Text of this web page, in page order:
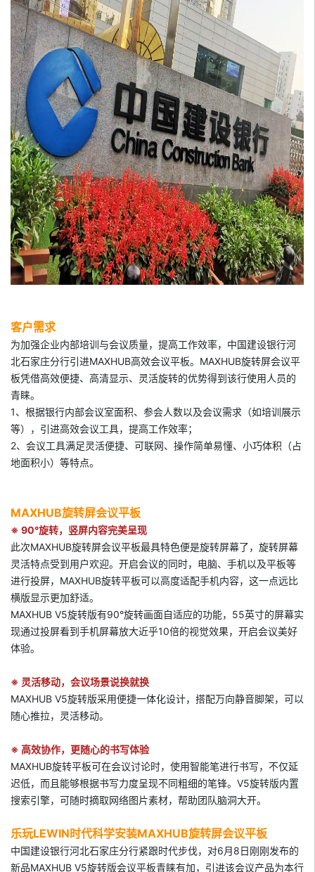
客户需求
为加强企业内部培训与会议质量，提高工作效率，中国建设银行河
北石家庄分行引进MAXHUB高效会议平板。MAXHUB旋转屏会议平
板凭借高效便捷、高清显示、灵活旋转的优势得到该行使用人员的
青睐。
1、根据银行内部会议室面积、参会人数以及会议需求（如培训展示
等），引进高效会议工具，提高工作效率；
2、会议工具满足灵活便捷、可联网、操作简单易懂、小巧体积（占
地面积小）等特点。
MAXHUB旋转屏会议平板
※ 90°旋转，竖屏内容完美呈现
此次MAXHUB旋转屏会议平板最具特色便是旋转屏幕了，旋转屏幕
灵活特点受到用户欢迎。开启会议的同时，电脑、手机以及平板等
进行投屏，MAXHUB旋转平板可以高度适配手机内容，这一点远比
横版显示更加舒适。
MAXHUB V5旋转版有90°旋转画面自适应的功能，55英寸的屏幕实
现通过投屏看到手机屏幕放大近乎10倍的视觉效果，开启会议美好
体验。
※ 灵活移动， 会议场景说换就换
MAXHUB V5旋转版采用便捷一体化设计，搭配万向静音脚架，可以
随心推拉，灵活移动。
※ 高效协作， 更随心的书写体验
MAXHUB旋转平板可在会议讨论时，使用智能笔进行书写，不仅延
迟低，而且能够根据书写力度呈现不同粗细的笔锋。V5旋转版内置
搜索引擎，可随时摘取网络图片素材，帮助团队脑洞大开。
乐玩LEWIN时代科学安装MAXHUB旋转屏会议平板
中国建设银行河北石家庄分行紧跟时代步伐，对6月8日刚刚发布的
新品MAXHUB V5旋转版会议平板青睐有加，引进该会议产品为本行